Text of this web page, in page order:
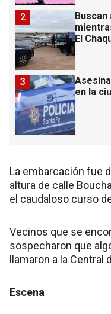
Buscan
El
2
en la
3
La embarcación fue
altura de calle
el caudaloso curso
Vecinos que se
sospecharon que
llamaron a la
Escena